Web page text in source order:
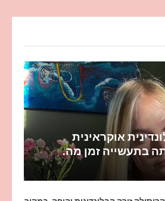
אוקראינית
בתעשייה זמן מה.